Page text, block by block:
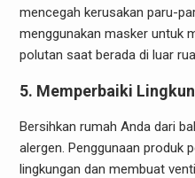
mencegah kerusakan paru-
menggunakan masker untuk
polutan saat berada di luar
5. Memperbaiki
Bersihkan rumah Anda dari
alergen. Penggunaan produk
lingkungan dan membuat